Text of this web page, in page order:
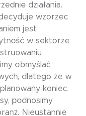
działania.
wzorzec
jest
w sektorze
obmyślać
dlatego że w
koniec.
podnosimy
Nieustannie